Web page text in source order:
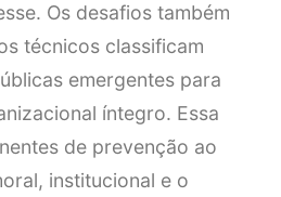
Os desafios também
técnicos classificam
emergentes para
íntegro. Essa
de prevenção ao
institucional e o